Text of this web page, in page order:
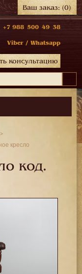
Ваш заказ:(0)
+7 988 500 49 38
Viber / Whatsapp
консультацию
кресло
код.